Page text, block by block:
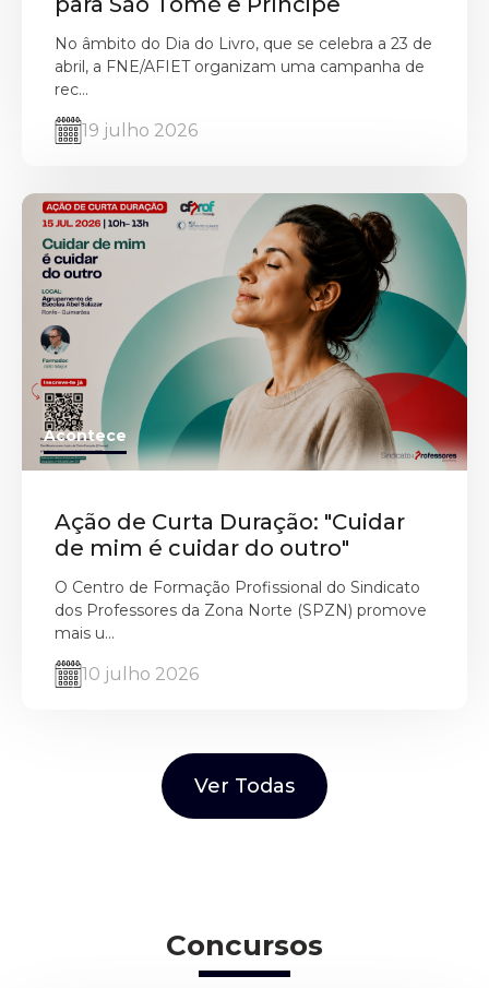
No âmbito do Dia do Livro, que se celebra a 23 de
abril, a FNE/AFIET organizam uma campanha de
rec...
19 julho 2026
Acontece
Ação de Curta Duração: "Cuidar
de mim é cuidar do outro"
O Centro de Formação Profissional do Sindicato
dos Professores da Zona Norte (SPZN) promove
mais u...
10 julho 2026
Ver Todas
Concursos